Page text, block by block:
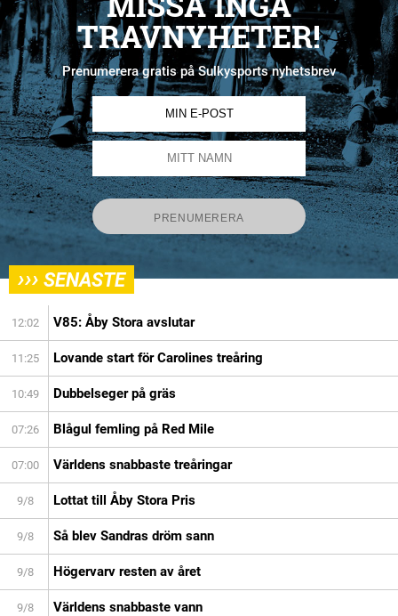
TRAVNYHETER!
Prenumerera gratis på Sulkysports nyhetsbrev
››› SENASTE
12:02 V85: Åby Stora avslutar
11:25 Lovande start för Carolines treåring
10:49 Dubbelseger på gräs
07:26 Blågul femling på Red Mile
07:00 Världens snabbaste treåringar
9/8 Lottat till Åby Stora Pris
9/8 Så blev Sandras dröm sann
9/8 Högervarv resten av året
9/8 Världens snabbaste vann